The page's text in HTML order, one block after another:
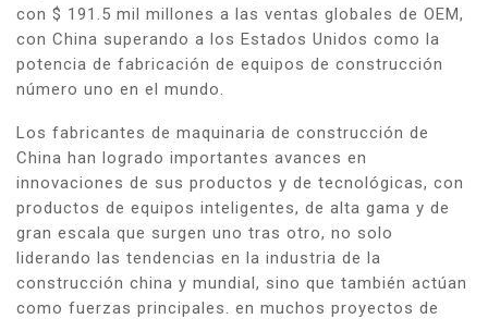
con $ 191.5 mil millones a las ventas globales de OEM,
con China superando a los Estados Unidos como la
potencia de fabricación de equipos de construcción
número uno en el mundo.
Los fabricantes de maquinaria de construcción de
China han logrado importantes avances en
innovaciones de sus productos y de tecnológicas, con
productos de equipos inteligentes, de alta gama y de
gran escala que surgen uno tras otro, no solo
liderando las tendencias en la industria de la
construcción china y mundial, sino que también actúan
como fuerzas principales. en muchos proyectos de